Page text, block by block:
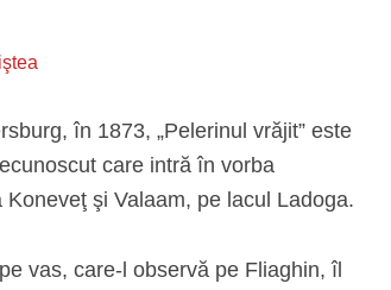
în 1873, „Pelerinul vrăjit” este
care intră în vorba
şi Valaam, pe lacul Ladoga.
vas, care-l observă pe Fliaghin, îl